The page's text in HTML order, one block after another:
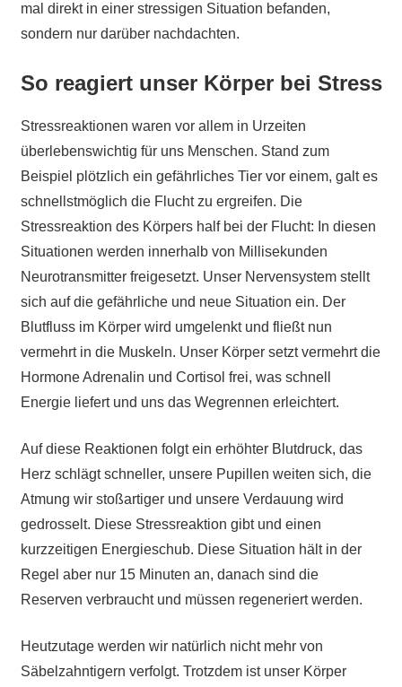
mal direkt in einer stressigen Situation befanden,
sondern nur darüber nachdachten.
So reagiert unser Körper bei Stress
Stressreaktionen waren vor allem in Urzeiten
überlebenswichtig für uns Menschen. Stand zum
Beispiel plötzlich ein gefährliches Tier vor einem, galt es
schnellstmöglich die Flucht zu ergreifen. Die
Stressreaktion des Körpers half bei der Flucht: In diesen
Situationen werden innerhalb von Millisekunden
Neurotransmitter freigesetzt. Unser Nervensystem stellt
sich auf die gefährliche und neue Situation ein. Der
Blutfluss im Körper wird umgelenkt und fließt nun
vermehrt in die Muskeln. Unser Körper setzt vermehrt die
Hormone Adrenalin und Cortisol frei, was schnell
Energie liefert und uns das Wegrennen erleichtert.
Auf diese Reaktionen folgt ein erhöhter Blutdruck, das
Herz schlägt schneller, unsere Pupillen weiten sich, die
Atmung wir stoßartiger und unsere Verdauung wird
gedrosselt. Diese Stressreaktion gibt und einen
kurzzeitigen Energieschub. Diese Situation hält in der
Regel aber nur 15 Minuten an, danach sind die
Reserven verbraucht und müssen regeneriert werden.
Heutzutage werden wir natürlich nicht mehr von
Säbelzahntigern verfolgt. Trotzdem ist unser Körper